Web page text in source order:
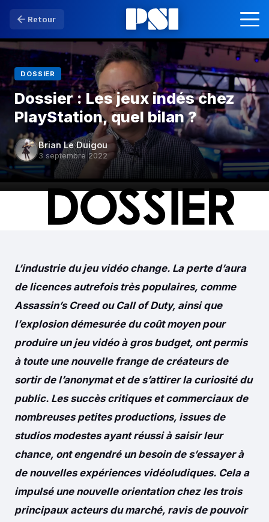
Retour
DOSSIER
Dossier : Les jeux indés chez
PlayStation, quel bilan ?
Brian Le Duigou
3 septembre 2022
L’industrie du jeu vidéo change. La perte d’aura
de licences autrefois très populaires, comme
Assassin’s Creed ou Call of Duty, ainsi que
l’explosion démesurée du coût moyen pour
produire un jeu vidéo à gros budget, ont permis
à toute une nouvelle frange de créateurs de
sortir de l’anonymat et de s’attirer la curiosité du
public. Les succès critiques et commerciaux de
nombreuses petites productions, issues de
studios modestes ayant réussi à saisir leur
chance, ont engendré un besoin de s’essayer à
de nouvelles expériences vidéoludiques. Cela a
impulsé une nouvelle orientation chez les trois
principaux acteurs du marché, ravis de pouvoir